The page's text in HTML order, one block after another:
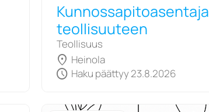
Kunnossapitoasentaja
teollisuuteen
Teollisuus
location_on Heinola
schedule Haku päättyy 23.8.2026